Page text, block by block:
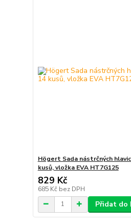
Högert Sada nástrčných
kusů, vložka EVA HT7G125
829 Kč
685 Kč bez DPH
Přidat do